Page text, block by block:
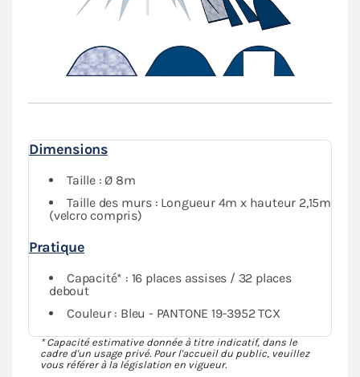
Dimensions
Taille : Ø 8m
Taille des murs : Longueur 4m x hauteur 2,15m
(velcro compris)
Pratique
Capacité* : 16 places assises / 32 places
debout
Couleur : Bleu - PANTONE 19-3952 TCX
* Capacité estimative donnée à titre indicatif, dans le
cadre d'un usage privé. Pour l'accueil du public, veuillez
vous référer à la législation en vigueur.